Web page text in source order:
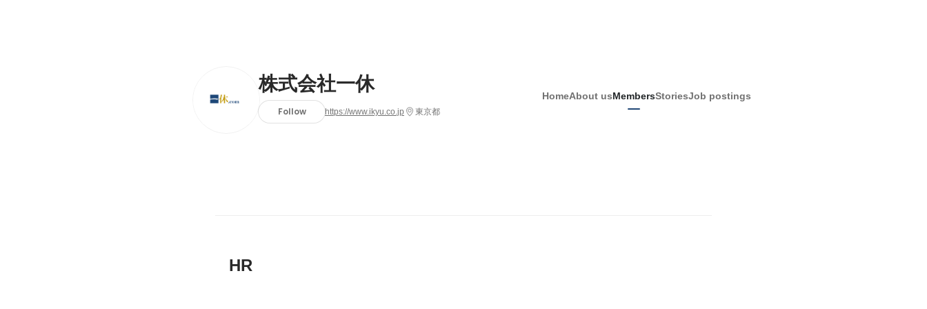
株式会社一休
Follow https://www.ikyu.co.jp 東京都
HomeAbout usMembersStoriesJob postings
HR